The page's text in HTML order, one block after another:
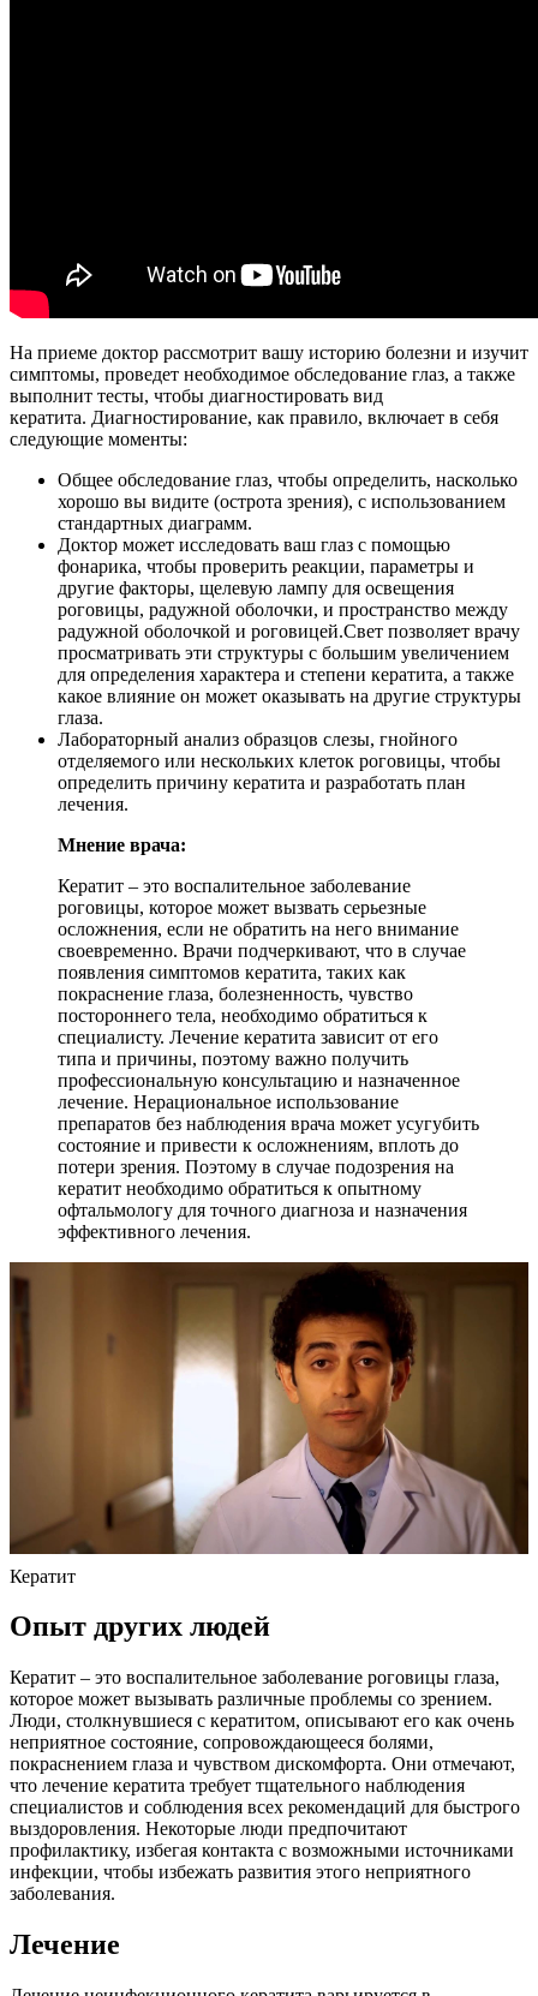
На приеме доктор рассмотрит вашу историю болезни и изучит
симптомы, проведет необходимое обследование глаз, а также
выполнит тесты, чтобы диагностировать вид
кератита. Диагностирование, как правило, включает в себя
следующие моменты:
Общее обследование глаз, чтобы определить, насколько
хорошо вы видите (острота зрения), с использованием
стандартных диаграмм.
Доктор может исследовать ваш глаз с помощью
фонарика, чтобы проверить реакции, параметры и
другие факторы, щелевую лампу для освещения
роговицы, радужной оболочки, и пространство между
радужной оболочкой и роговицей.Свет позволяет врачу
просматривать эти структуры с большим увеличением
для определения характера и степени кератита, а также
какое влияние он может оказывать на другие структуры
глаза.
Лабораторный анализ образцов слезы, гнойного
отделяемого или нескольких клеток роговицы, чтобы
определить причину кератита и разработать план
лечения.
Мнение врача:
Кератит – это воспалительное заболевание
роговицы, которое может вызвать серьезные
осложнения, если не обратить на него внимание
своевременно. Врачи подчеркивают, что в случае
появления симптомов кератита, таких как
покраснение глаза, болезненность, чувство
постороннего тела, необходимо обратиться к
специалисту. Лечение кератита зависит от его
типа и причины, поэтому важно получить
профессиональную консультацию и назначенное
лечение. Нерациональное использование
препаратов без наблюдения врача может усугубить
состояние и привести к осложнениям, вплоть до
потери зрения. Поэтому в случае подозрения на
кератит необходимо обратиться к опытному
офтальмологу для точного диагноза и назначения
эффективного лечения.
Кератит
Опыт других людей
Кератит – это воспалительное заболевание роговицы глаза,
которое может вызывать различные проблемы со зрением.
Люди, столкнувшиеся с кератитом, описывают его как очень
неприятное состояние, сопровождающееся болями,
покраснением глаза и чувством дискомфорта. Они отмечают,
что лечение кератита требует тщательного наблюдения
специалистов и соблюдения всех рекомендаций для быстрого
выздоровления. Некоторые люди предпочитают
профилактику, избегая контакта с возможными источниками
инфекции, чтобы избежать развития этого неприятного
заболевания.
Лечение